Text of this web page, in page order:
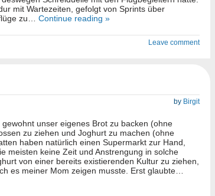
mit Wartezeiten, gefolgt von Sprints über
zu… Continue reading »
Leave comment
by Birgit
unser eigenes Brot zu backen (ohne
zu ziehen und Joghurt zu machen (ohne
haben natürlich einen Supermarkt zur Hand,
meisten keine Zeit und Anstrengung in solche
von einer bereits existierenden Kultur zu ziehen,
es meiner Mom zeigen musste. Erst glaubte…